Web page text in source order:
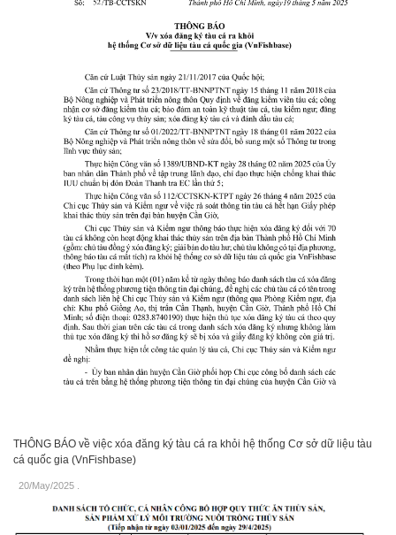
THÔNG BÁO về việc xóa đăng ký tàu cá ra khỏi hệ thống Cơ sở dữ liệu tàu
cá quốc gia (VnFishbase)
20/May/2025